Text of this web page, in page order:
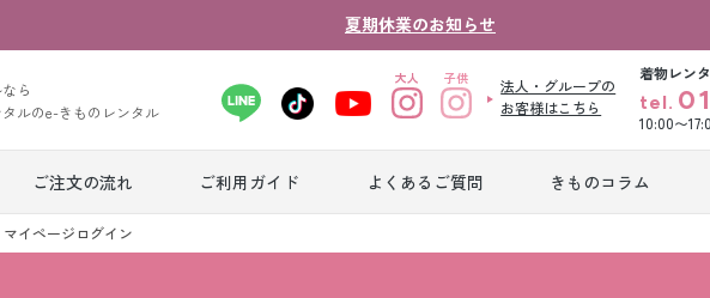
夏期休業のお知らせ
ら
ルのe-きものレンタル
法人・グループの
お客様はこちら
着物レン
tel.
10:00〜
ご注文の流れ ご利用ガイド よくあるご質問 きものコラム
ル
マイページログイン